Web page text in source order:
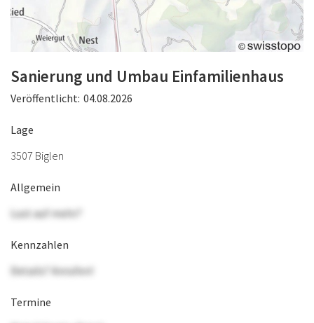
Sanierung und Umbau Einfamilienhaus
Veröffentlicht: 04.08.2026
Lage
3507 Biglen
Allgemein
Lust auf mehr?
Kennzahlen
Details? Anrufen!
Termine